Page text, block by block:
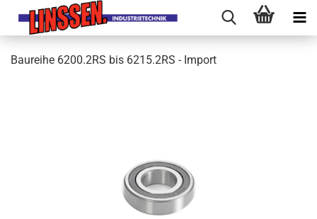
Baureihe 6200.2RS bis 6215.2RS - Import